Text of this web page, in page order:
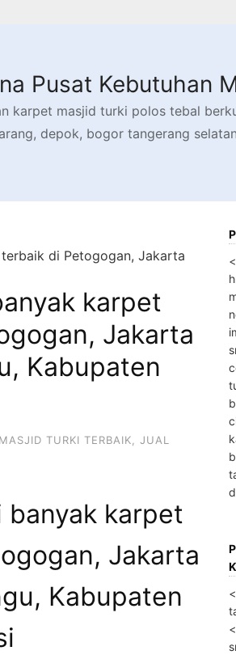
Pusat Kebutuhan
karpet masjid turki polos tebal
depok, bogor tangerang
di Petogogan, Jakarta
karpet
Jakarta
Kabupaten
TURKI TERBAIK
JUAL
karpet
Jakarta
Kabupaten